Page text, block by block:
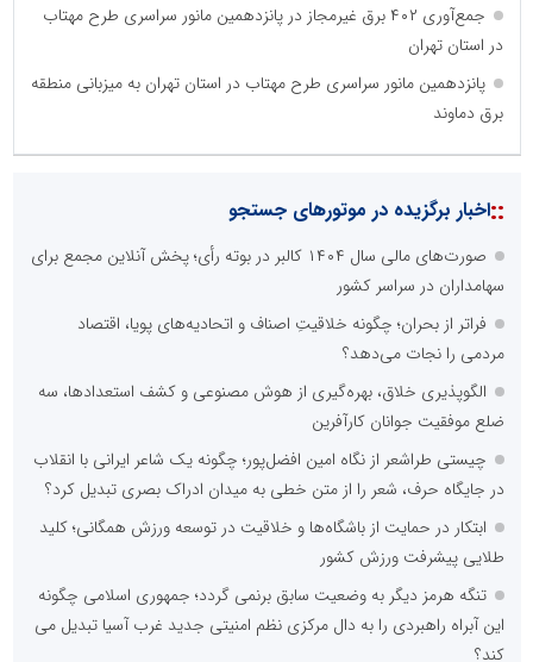
جمع‌آوری ۴۰۲ برق غیرمجاز در پانزدهمین مانور سراسری طرح مهتاب
در استان تهران
پانزدهمین مانور سراسری طرح مهتاب در استان تهران به میزبانی منطقه
برق دماوند
::اخبار برگزیده در موتورهای جستجو
صورت‌های مالی سال ۱۴۰۴ کالبر در بوته رأی؛ پخش آنلاین مجمع برای
سهامداران در سراسر کشور
فراتر از بحران؛ چگونه خلاقیتِ اصناف و اتحادیه‌های پویا، اقتصاد
مردمی را نجات می‌دهد؟
الگوپذیری خلاق، بهره‌گیری از هوش مصنوعی و کشف استعدادها، سه
ضلع موفقیت جوانان کارآفرین
چیستی طراشعر از نگاه امین افضل‌پور؛ چگونه یک شاعر ایرانی با انقلاب
در جایگاه حرف، شعر را از متن خطی به میدان ادراک بصری تبدیل کرد؟
ابتکار در حمایت از باشگاه‌ها و خلاقیت در توسعه ورزش همگانی؛ کلید
طلایی پیشرفت ورزش کشور
تنگه هرمز دیگر به وضعیت سابق برنمی گردد؛ جمهوری اسلامی چگونه
این آبراه راهبردی را به دال مرکزی نظم امنیتی جدید غرب آسیا تبدیل می
کند؟